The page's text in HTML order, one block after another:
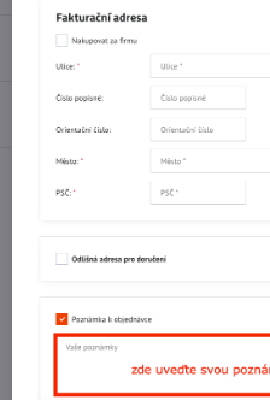
Recenze 0
FacebookTwitterBluesky
Potřebujete
+420 577 523 563